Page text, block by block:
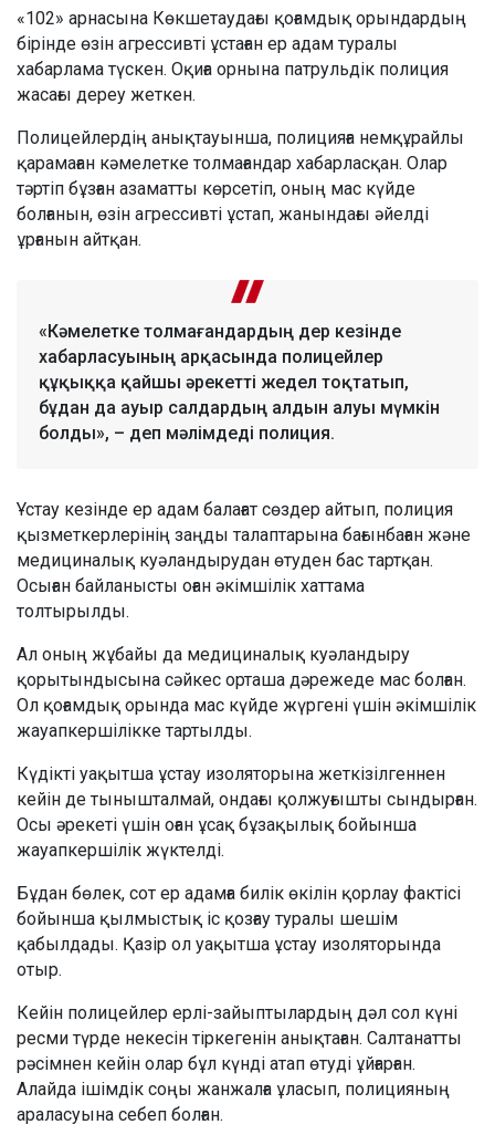
«102» арнасына Көкшетаудағы қоғамдық орындардың
бірінде өзін агрессивті ұстаған ер адам туралы
хабарлама түскен. Оқиға орнына патрульдік полиция
жасағы дереу жеткен.
Полицейлердің анықтауынша, полицияға немқұрайлы
қарамаған кәмелетке толмағандар хабарласқан. Олар
тәртіп бұзған азаматты көрсетіп, оның мас күйде
болғанын, өзін агрессивті ұстап, жанындағы әйелді
ұрғанын айтқан.
«Кәмелетке толмағандардың дер кезінде
хабарласуының арқасында полицейлер
құқыққа қайшы әрекетті жедел тоқтатып,
бұдан да ауыр салдардың алдын алуы мүмкін
болды», – деп мәлімдеді полиция.
Ұстау кезінде ер адам балағат сөздер айтып, полиция
қызметкерлерінің заңды талаптарына бағынбаған және
медициналық куәландырудан өтуден бас тартқан.
Осыған байланысты оған әкімшілік хаттама
толтырылды.
Ал оның жұбайы да медициналық куәландыру
қорытындысына сәйкес орташа дәрежеде мас болған.
Ол қоғамдық орында мас күйде жүргені үшін әкімшілік
жауапкершілікке тартылды.
Күдікті уақытша ұстау изоляторына жеткізілгеннен
кейін де тынышталмай, ондағы қолжуғышты сындырған.
Осы әрекеті үшін оған ұсақ бұзақылық бойынша
жауапкершілік жүктелді.
Бұдан бөлек, сот ер адамға билік өкілін қорлау фактісі
бойынша қылмыстық іс қозғау туралы шешім
қабылдады. Қазір ол уақытша ұстау изоляторында
отыр.
Кейін полицейлер ерлі-зайыптылардың дәл сол күні
ресми түрде некесін тіркегенін анықтаған. Салтанатты
рәсімнен кейін олар бұл күнді атап өтуді ұйғарған.
Алайда ішімдік соңы жанжалға ұласып, полицияның
араласуына себеп болған.